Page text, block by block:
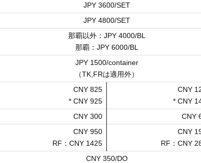
JPY 3600/SET
JPY 4800/SET
那覇以外：JPY 4000/BL
那覇：JPY 6000/BL
JPY 1500/container
（TK,FRは適用外）
CNY 825
* CNY 925
CNY
* CNY
CNY 300 CNY
CNY 950
RF：CNY 1425
CNY
RF：CNY
CNY 350/DO